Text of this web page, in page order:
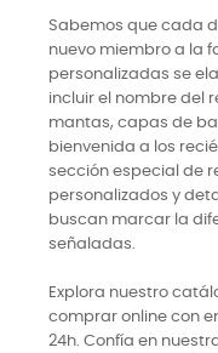
Sabemos que cada
nuevo miembro a la
personalizadas se
incluir el nombre del
mantas, capas de
bienvenida a los
sección especial de
personalizados y
buscan marcar la
señaladas.
Explora nuestro
comprar online con
24h. Confía en